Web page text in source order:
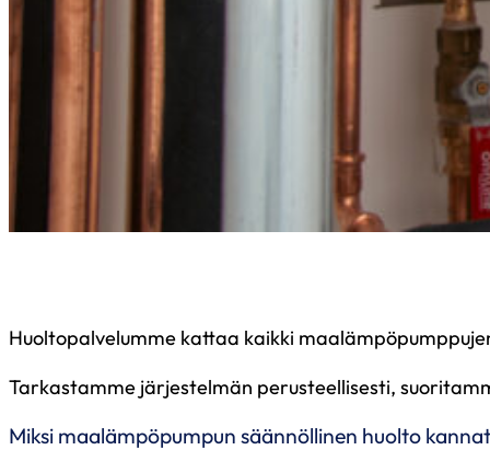
Huoltopalvelumme kattaa kaikki
Tarkastamme järjestelmän perusteellisesti,
Miksi maalämpöpumpun säännöllinen huolto